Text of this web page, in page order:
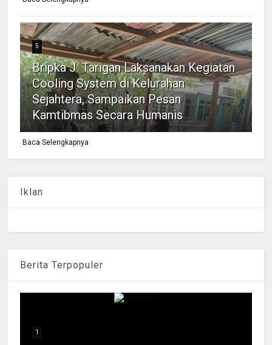
5
Bripka J. Tarigan Laksanakan Kegiatan
Cooling System di Kelurahan
Sejahtera, Sampaikan Pesan
Kamtibmas Secara Humanis
Baca Selengkapnya
Iklan
Berita Terpopuler
1